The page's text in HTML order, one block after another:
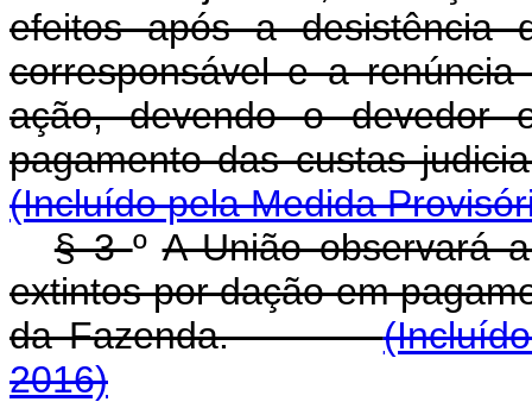
efeitos após a desistência
corresponsável e a
ação, devendo o devedor
pagamento das custas
(Incluído pela Medida
§ 3ºA União observará
extintos por dação em
da Fazenda.
2016)